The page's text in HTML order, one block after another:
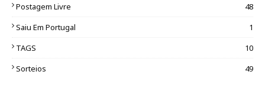
Postagem Livre
48
Saiu Em Portugal
1
TAGS
10
Sorteios
49